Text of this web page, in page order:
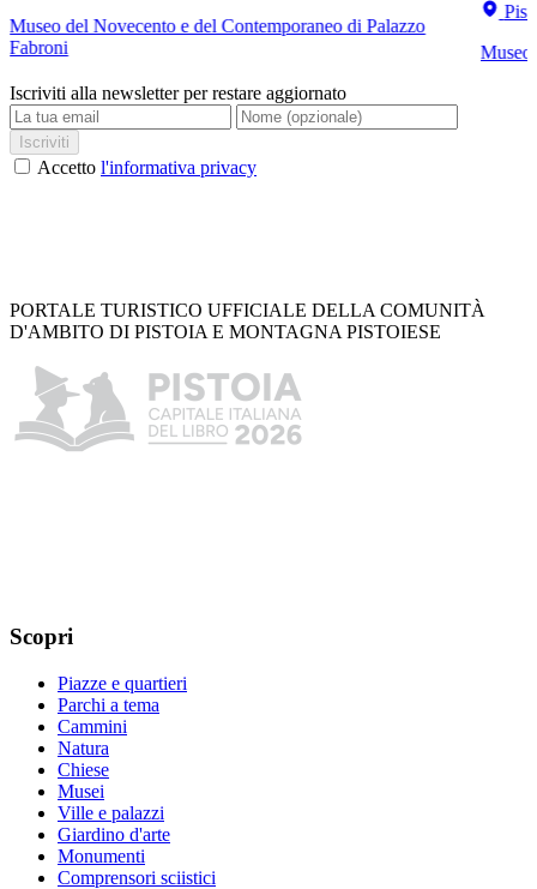
Museo del Novecento e del Contemporaneo di Palazzo
Fabroni
Museo
Iscriviti alla newsletter per restare aggiornato
Iscriviti
Accetto l'informativa privacy
PORTALE TURISTICO UFFICIALE DELLA COMUNITÀ
D'AMBITO DI PISTOIA E MONTAGNA PISTOIESE
Scopri
Piazze e quartieri
Parchi a tema
Cammini
Natura
Chiese
Musei
Ville e palazzi
Giardino d'arte
Monumenti
Comprensori sciistici